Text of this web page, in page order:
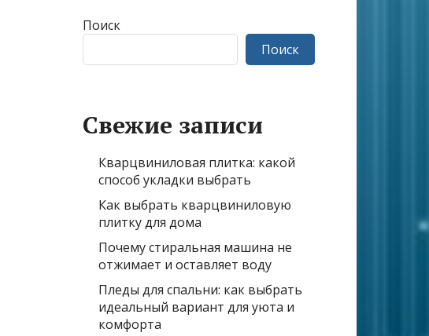
Поиск
Поиск
Свежие записи
Кварцвиниловая плитка: какой
способ укладки выбрать
Как выбрать кварцвиниловую
плитку для дома
Почему стиральная машина не
отжимает и оставляет воду
Пледы для спальни: как выбрать
идеальный вариант для уюта и
комфорта